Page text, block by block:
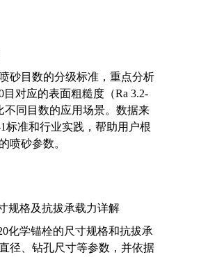
砂目数的分级标准，重点分析
目对应的表面粗糙度（Ra 3.2-
不同目数的应用场景。数据来
标准和行业实践，帮助用户根
喷砂参数。
规格及抗拔承载力详解
化学锚栓的尺寸规格和抗拔承
径、钻孔尺寸等参数，并依据